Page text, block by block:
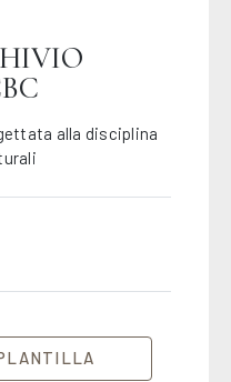
alla disciplina